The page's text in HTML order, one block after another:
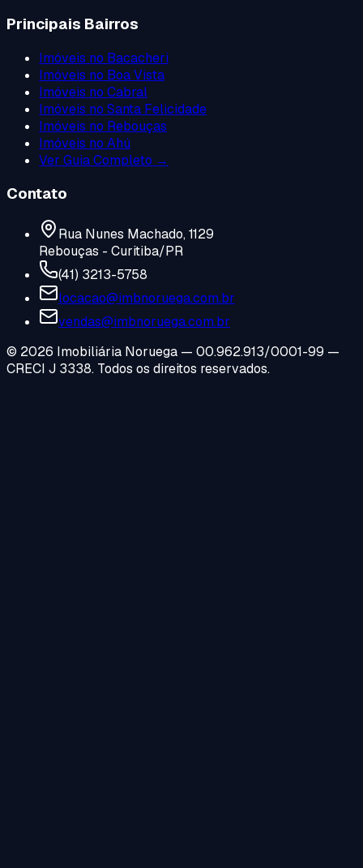
Principais Bairros
Imóveis no Bacacheri
Imóveis no Boa Vista
Imóveis no Cabral
Imóveis no Santa Felicidade
Imóveis no Rebouças
Imóveis no Ahú
Ver Guia Completo →
Contato
Rua Nunes Machado, 1129
Rebouças - Curitiba/PR
(41) 3213-5758
locacao@imbnoruega.com.br
vendas@imbnoruega.com.br
© 2026 Imobiliária Noruega — 00.962.913/0001-99 —
CRECI J 3338. Todos os direitos reservados.